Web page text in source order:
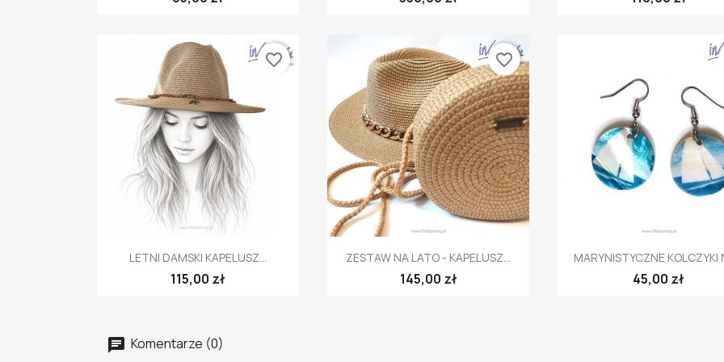
 Szybki podgląd
LETNI DAMSKI KAPELUSZ...
115,00 zł
favorite_border
Szybki podgląd
ZESTAW NA LATO - KAPELUSZ...
145,00 zł
favorite_border
Szybki podgląd
MARYNISTYCZNE KOLCZYKI
45,00 zł
Komentarze (0)